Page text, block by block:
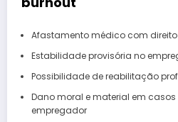
Afastamento médico com
Estabilidade provisória no
Possibilidade de reabilitação
Dano moral e material em
empregador